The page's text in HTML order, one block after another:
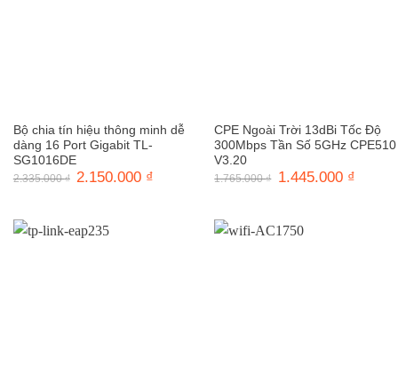
Bộ chia tín hiệu thông minh dễ
dàng 16 Port Gigabit TL-
SG1016DE
2.335.000₫ Giá
2.150.000 ₫
2.150.000 ₫.
CPE Ngoài Trời 13dBi Tốc Độ
300Mbps Tần Số 5GHz CPE510
V3.20
1.765.000₫
Giá
1.445.000 ₫